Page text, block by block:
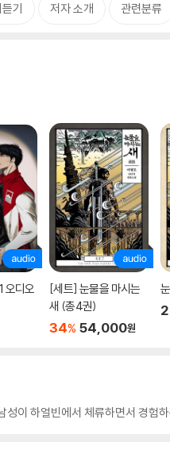
기 저자 소개 관련분류
오디오
[세트] 눈물을 마시는
새 (총4권)
34% 54,000원
이 하얼빈에서 체류하면서 경험